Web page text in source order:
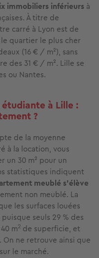
immobiliers inférieurs à
À titre de
carré à Lyon est de
quartier le plus cher
(16 € / m²), sans
des 31 € / m². Lille se
ou Nantes.
à Lille :
?
de la moyenne
à la location, vous
un 30 m² pour un
statistiques indiquent
meublé s'élève
non meublé. La
les surfaces louées
seuls 29 % des
m2 de superficie, et
ne retrouve ainsi que
le marché.